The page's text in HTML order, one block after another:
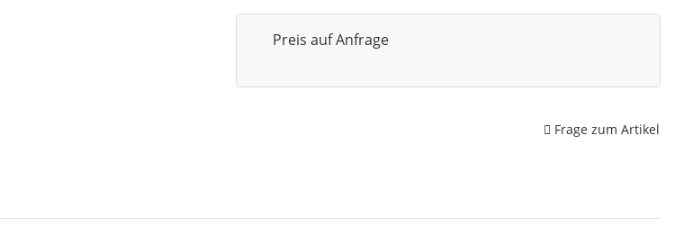
Preis auf Anfrage
Frage zum Artikel